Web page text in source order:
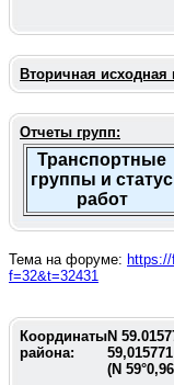
Вторичная
Отчеты групп:
Транспортные
группы и статус
работ
Тема на форуме:
f=32&t=32431
Координаты
района:
N
59,015771
(N